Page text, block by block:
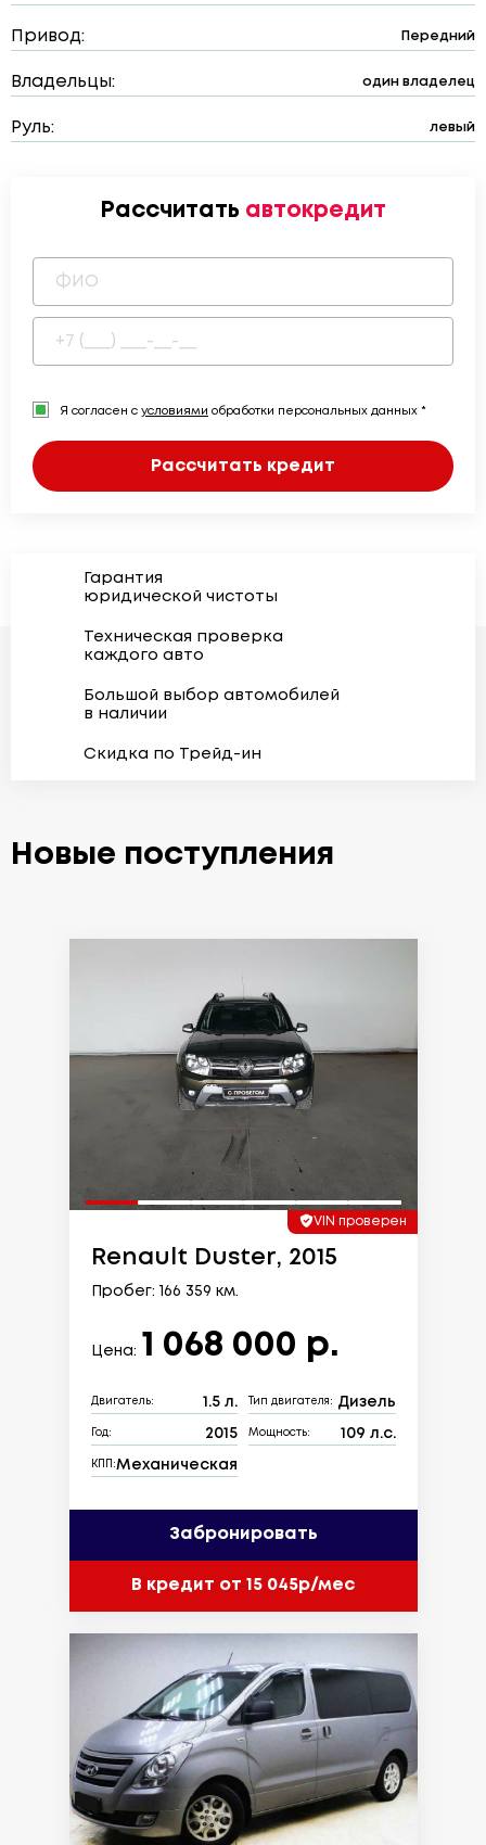
Привод: Передний
Владельцы: один владелец
Руль: левый
Рассчитать автокредит
Я согласен с условиями обработки персональных данных *
Рассчитать кредит
Гарантия
юридической чистоты
Техническая проверка
каждого авто
Большой выбор автомобилей
в наличии
Скидка по Трейд-ин
Новые поступления
VIN проверен
Renault Duster, 2015
Пробег: 166 359 км.
Цена: 1 068 000 р.
Двигатель: 1.5 л. Тип двигателя: Дизель
Год: 2015 Мощность: 109 л.с.
КПП:Механическая
Забронировать
В кредит от 15 045р/мес